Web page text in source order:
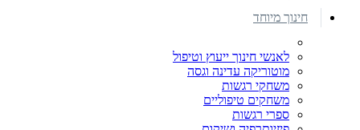
חינוך מיוחד
לאנשי חינוך ייעוץ וטיפול
מוטוריקה עדינה וגסה
משחקי רגשות
משחקים טיפוליים
ספרי רגשות